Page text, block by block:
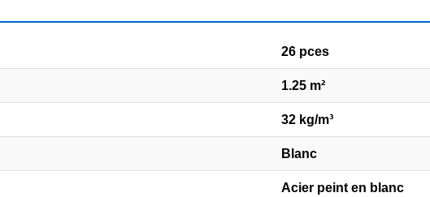
26 pces
1.25 m²
32 kg/m³
Blanc
Acier peint en blanc